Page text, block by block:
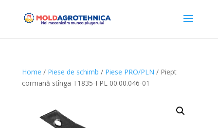
Home / Piese de schimb / Piese PRO/PLN / Piept
cormană stînga T1835-I PL 00.00.046-01